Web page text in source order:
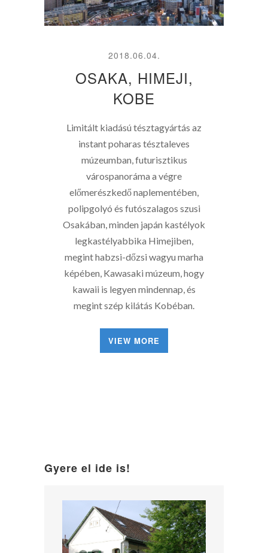
2018.06.04.
OSAKA, HIMEJI,
KOBE
Limitált kiadású tésztagyártás az
instant poharas tésztaleves
múzeumban, futurisztikus
várospanoráma a végre
előmerészkedő naplementében,
polipgolyó és futószalagos szusi
Osakában, minden japán kastélyok
legkastélyabbika Himejiben,
megint habzsi-dőzsi wagyu marha
képében, Kawasaki múzeum, hogy
kawaii is legyen mindennap, és
megint szép kilátás Kobéban.
VIEW MORE
Gyere el ide is!